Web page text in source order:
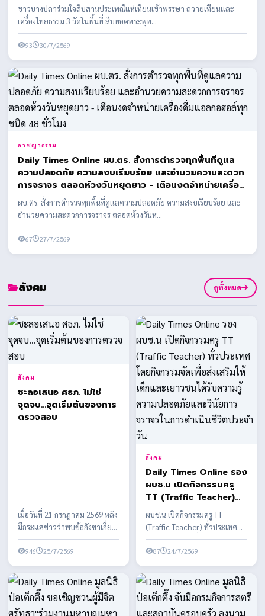
ชาวบางปลาร่วมใจสืบสานประเพณีแห่เทียนเข้าพรรษา ถวายเทียนและ
เครื่องไทยธรรม 3 วัดในพื้นที่ สืบทอดพระพุท...
93 30/7/2569
อาชญากรรม
Daily Times Online ผบ.ตร. สั่งการตำรวจทุกพื้นที่ดูแล
ความปลอดภัย ความสงบเรียบร้อย และอำนวยความสะดวก
การจราจร ตลอดห้วงวันหยุดยาว - เตือนงดจำหน่ายเครื่อง
ดื่มแอลกอฮอล์ทุกชนิด 48 ชั่วโมง
ผบ.ตร. สั่งการตำรวจทุกพื้นที่ดูแลความปลอดภัย ความสงบเรียบร้อย และ
อำนวยความสะดวกการจราจร ตลอดห้วงวันห...
67 27/7/2569
สังคม ดูทั้งหมด
สังคม
ชะลอเสนอ ศธภ. ไม่ใช่
จุดจบ...จุดเริ่มต้นของการ
ตรวจสอบ
เมื่อวันที่ 21 กรกฎาคม 2569 หลัง
มีกระแสข่าวว่าพบข้อกังขาเกี่ยว
กับคุณสมบัติของผู้ได้รับการเสนอ
ชื่อบาง...
946 25/7/2569
สังคม
Daily Times Online รอง
ผบช.น เปิดกิจกรรมครู
TT (Traffic Teacher)
ทั่วประเทศ โดยกิจกรรม
จัดเพื่อส่งเสริมให้เด็กและ
เยาวชนได้รับความรู้ความ
ปลอดภัยและวินัยการ
จราจรในการดำเนินชีวิต
ผบช.น เปิดกิจกรรมครู TT
(Traffic Teacher) ทั่วประเทศ
โดยกิจกรรมจัดเพื่อส่งเสริมให้เด็ก
และเยาวชนได้รั...
87 24/7/2569